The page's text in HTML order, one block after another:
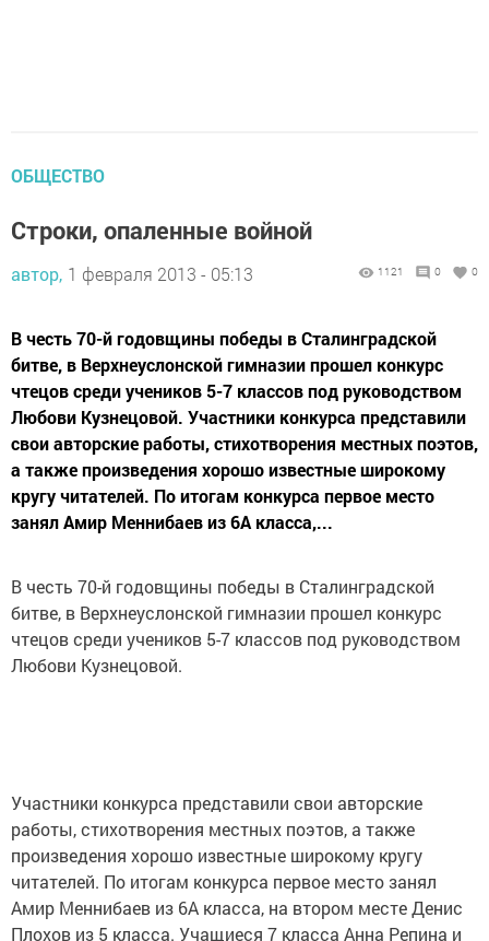
ОБЩЕСТВО
Строки, опаленные войной
автор, 1 февраля 2013 - 05:13 1121 0 0
В честь 70-й годовщины победы в Сталинградской
битве, в Верхнеуслонской гимназии прошел конкурс
чтецов среди учеников 5-7 классов под руководством
Любови Кузнецовой. Участники конкурса представили
свои авторские работы, стихотворения местных поэтов,
а также произведения хорошо известные широкому
кругу читателей. По итогам конкурса первое место
занял Амир Меннибаев из 6А класса,...
В честь 70-й годовщины победы в Сталинградской
битве, в Верхнеуслонской гимназии прошел конкурс
чтецов среди учеников 5-7 классов под руководством
Любови Кузнецовой.
Участники конкурса представили свои авторские
работы, стихотворения местных поэтов, а также
произведения хорошо известные широкому кругу
читателей. По итогам конкурса первое место занял
Амир Меннибаев из 6А класса, на втором месте Денис
Плохов из 5 класса. Учащиеся 7 класса Анна Репина и